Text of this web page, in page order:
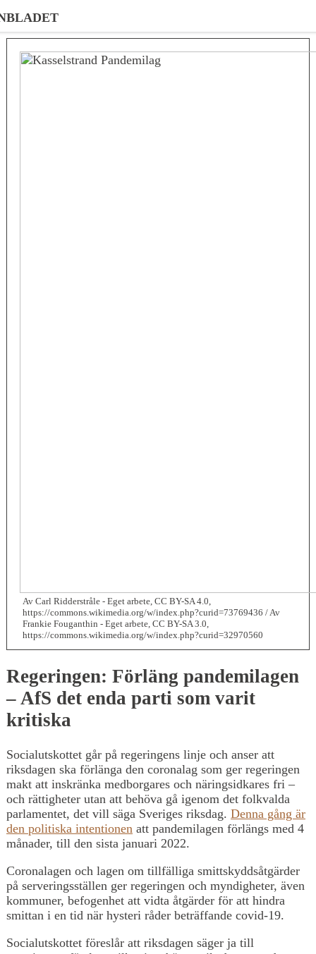
Av Carl Ridderstråle - Eget arbete, CC BY-SA 4.0,
https://commons.wikimedia.org/w/index.php?curid=73769436 / Av
Frankie Fouganthin - Eget arbete, CC BY-SA 3.0,
https://commons.wikimedia.org/w/index.php?curid=32970560
Regeringen: Förläng pandemilagen
– AfS det enda parti som varit
kritiska
Socialutskottet går på regeringens linje och anser att
riksdagen ska förlänga den coronalag som ger regeringen
makt att inskränka medborgares och näringsidkares fri –
och rättigheter utan att behöva gå igenom det folkvalda
parlamentet, det vill säga Sveriges riksdag. Denna gång är
den politiska intentionen att pandemilagen förlängs med 4
månader, till den sista januari 2022.
Coronalagen och lagen om tillfälliga smittskyddsåtgärder
på serveringsställen ger regeringen och myndigheter, även
kommuner, befogenhet att vidta åtgärder för att hindra
smittan i en tid när hysteri råder beträffande covid-19.
Socialutskottet föreslår att riksdagen säger ja till